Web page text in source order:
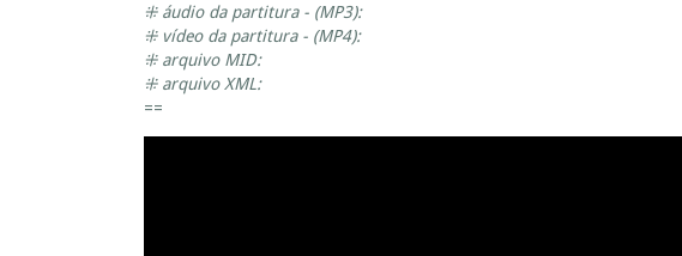
⁜ áudio da partitura - (MP3):
⁜ vídeo da partitura - (MP4):
⁜ arquivo MID:
⁜ arquivo XML:
==